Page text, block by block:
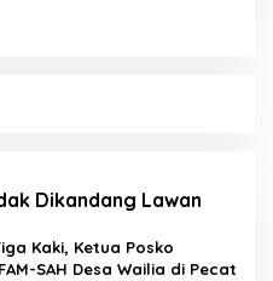
Dikandang Lawan
Kaki, Ketua Posko
SAH Desa Wailia di Pecat